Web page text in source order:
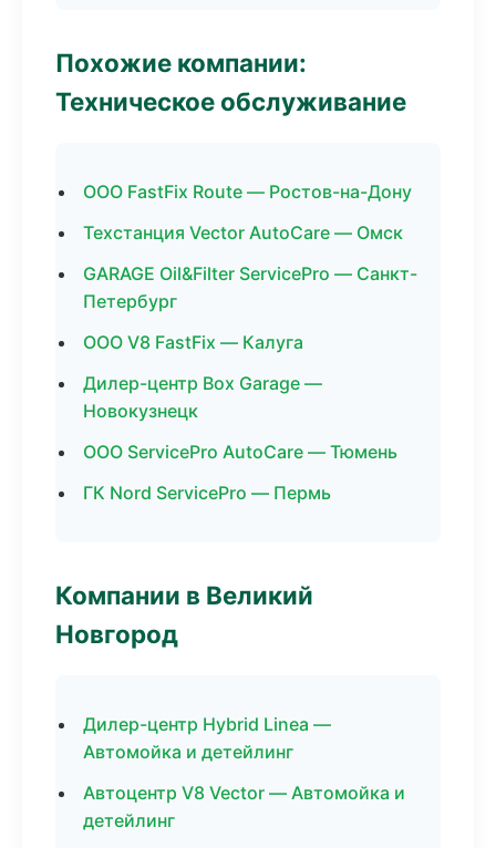
Похожие компании:
Техническое обслуживание
ООО FastFix Route — Ростов-на-Дону
Техстанция Vector AutoCare — Омск
GARAGE Oil&Filter ServicePro — Санкт-
Петербург
ООО V8 FastFix — Калуга
Дилер-центр Box Garage —
Новокузнецк
ООО ServicePro AutoCare — Тюмень
ГК Nord ServicePro — Пермь
Компании в Великий
Новгород
Дилер-центр Hybrid Linea —
Автомойка и детейлинг
Автоцентр V8 Vector — Автомойка и
детейлинг